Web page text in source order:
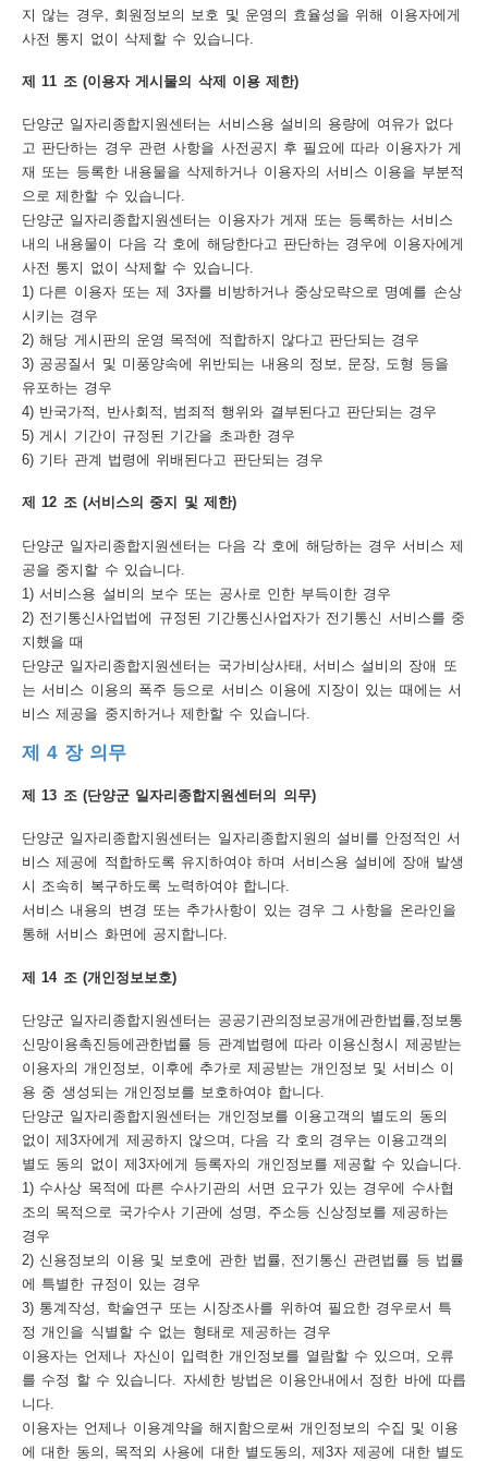
지 않는 경우, 회원정보의 보호 및 운영의 효율성을 위해 이용자에게
사전 통지 없이 삭제할 수 있습니다.
제 11 조 (이용자 게시물의 삭제 이용 제한)
단양군 일자리종합지원센터는 서비스용 설비의 용량에 여유가 없다
고 판단하는 경우 관련 사항을 사전공지 후 필요에 따라 이용자가 게
재 또는 등록한 내용물을 삭제하거나 이용자의 서비스 이용을 부분적
으로 제한할 수 있습니다.
단양군 일자리종합지원센터는 이용자가 게재 또는 등록하는 서비스
내의 내용물이 다음 각 호에 해당한다고 판단하는 경우에 이용자에게
사전 통지 없이 삭제할 수 있습니다.
1) 다른 이용자 또는 제 3자를 비방하거나 중상모략으로 명예를 손상
시키는 경우
2) 해당 게시판의 운영 목적에 적합하지 않다고 판단되는 경우
3) 공공질서 및 미풍양속에 위반되는 내용의 정보, 문장, 도형 등을
유포하는 경우
4) 반국가적, 반사회적, 범죄적 행위와 결부된다고 판단되는 경우
5) 게시 기간이 규정된 기간을 초과한 경우
6) 기타 관계 법령에 위배된다고 판단되는 경우
제 12 조 (서비스의 중지 및 제한)
단양군 일자리종합지원센터는 다음 각 호에 해당하는 경우 서비스 제
공을 중지할 수 있습니다.
1) 서비스용 설비의 보수 또는 공사로 인한 부득이한 경우
2) 전기통신사업법에 규정된 기간통신사업자가 전기통신 서비스를 중
지했을 때
단양군 일자리종합지원센터는 국가비상사태, 서비스 설비의 장애 또
는 서비스 이용의 폭주 등으로 서비스 이용에 지장이 있는 때에는 서
비스 제공을 중지하거나 제한할 수 있습니다.
제 4 장 의무
제 13 조 (단양군 일자리종합지원센터의 의무)
단양군 일자리종합지원센터는 일자리종합지원의 설비를 안정적인 서
비스 제공에 적합하도록 유지하여야 하며 서비스용 설비에 장애 발생
시 조속히 복구하도록 노력하여야 합니다.
서비스 내용의 변경 또는 추가사항이 있는 경우 그 사항을 온라인을
통해 서비스 화면에 공지합니다.
제 14 조 (개인정보보호)
단양군 일자리종합지원센터는 공공기관의정보공개에관한법률,정보통
신망이용촉진등에관한법률 등 관계법령에 따라 이용신청시 제공받는
이용자의 개인정보, 이후에 추가로 제공받는 개인정보 및 서비스 이
용 중 생성되는 개인정보를 보호하여야 합니다.
단양군 일자리종합지원센터는 개인정보를 이용고객의 별도의 동의
없이 제3자에게 제공하지 않으며, 다음 각 호의 경우는 이용고객의
별도 동의 없이 제3자에게 등록자의 개인정보를 제공할 수 있습니다.
1) 수사상 목적에 따른 수사기관의 서면 요구가 있는 경우에 수사협
조의 목적으로 국가수사 기관에 성명, 주소등 신상정보를 제공하는
경우
2) 신용정보의 이용 및 보호에 관한 법률, 전기통신 관련법률 등 법률
에 특별한 규정이 있는 경우
3) 통계작성, 학술연구 또는 시장조사를 위하여 필요한 경우로서 특
정 개인을 식별할 수 없는 형태로 제공하는 경우
이용자는 언제나 자신이 입력한 개인정보를 열람할 수 있으며, 오류
를 수정 할 수 있습니다. 자세한 방법은 이용안내에서 정한 바에 따릅
니다.
이용자는 언제나 이용계약을 해지함으로써 개인정보의 수집 및 이용
에 대한 동의, 목적외 사용에 대한 별도동의, 제3자 제공에 대한 별도